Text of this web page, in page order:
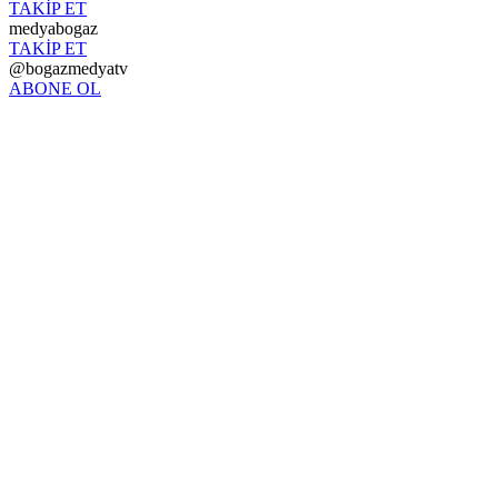
TAKİP ET
medyabogaz
TAKİP ET
@bogazmedyatv
ABONE OL